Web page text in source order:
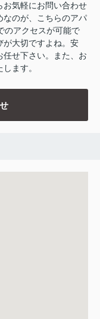
お気軽にお問い合わせ
なのが、こちらのアパ
のアクセスが可能で
が大切ですよね。安
せ下さい。また、お
ます。